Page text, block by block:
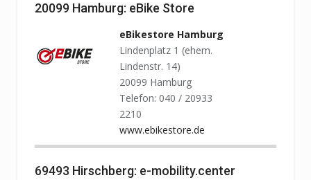
20099 Hamburg: eBike Store
eBikestore Hamburg
Lindenplatz 1 (ehem.
Lindenstr. 14)
20099 Hamburg
Telefon: 040 / 20933
2210
www.ebikestore.de
69493 Hirschberg: e-mobility.center